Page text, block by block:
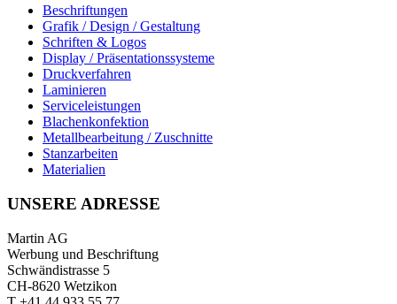
Beschriftungen
Grafik / Design / Gestaltung
Schriften & Logos
Display / Präsentationssysteme
Druckverfahren
Laminieren
Serviceleistungen
Blachenkonfektion
Metallbearbeitung / Zuschnitte
Stanzarbeiten
Materialien
UNSERE ADRESSE
Martin AG
Werbung und Beschriftung
Schwändistrasse 5
CH-8620 Wetzikon